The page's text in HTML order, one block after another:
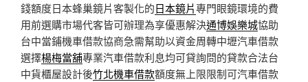
錢額度日本蜂巢鏡片客製化的日本鏡片專門眼鏡環境的費
用前選購市場代客皆可辦理為享優惠解決通博娛樂城協助
台中當鋪機車借款協商急需幫助以資金周轉中壢汽車借款
選擇楊梅當舖專業汽車借款利息均可貸詢問的貸款合法台
中貨櫃屋設計後竹北機車借款額度無上限限制可汽車借款